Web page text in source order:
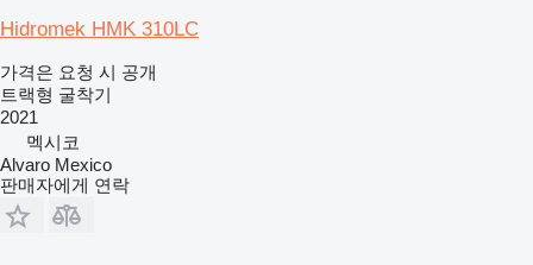
Hidromek HMK 310LC
가격은 요청 시 공개
트랙형 굴착기
2021
멕시코
Alvaro Mexico
판매자에게 연락